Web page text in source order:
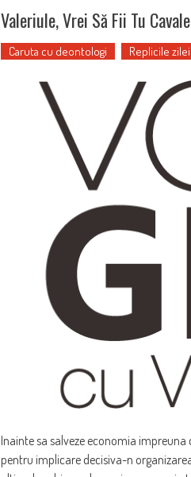
Valeriule, Vrei Să Fii Tu
Caruta cu deontologi Replicile zilei
Inainte sa salveze economia impreuna
pentru implicare decisiva-n